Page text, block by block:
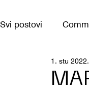
Svi postovi
Doživljaji1. stu 2022.